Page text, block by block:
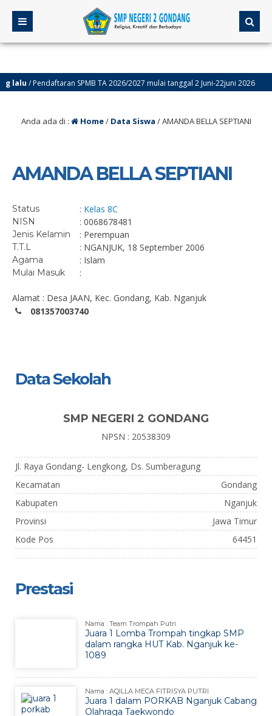
/ Pendaftaran SPMB TA 2026/2027 mulai tanggal 2 Juni-22juni 2026
Anda ada di : Home/ Data Siswa /AMANDA BELLA SEPTIANI
AMANDA BELLA SEPTIANI
Status : Kelas 8C
NISN : 0068678481
Jenis Kelamin : Perempuan
T.T.L : NGANJUK, 18 September 2006
Agama : Islam
Mulai Masuk :
Alamat : Desa JAAN, Kec. Gondang, Kab. Nganjuk
081357003740
Data Sekolah
SMP NEGERI 2 GONDANG
NPSN : 20538309
Jl. Raya Gondang- Lengkong, Ds. Sumberagung
Kecamatan
Gondang
Kabupaten
Nganjuk
Provinsi
Jawa Timur
Kode Pos
64451
Prestasi
Nama : Team Trompah Putri
Juara 1 Lomba Trompah tingkap SMP
dalam rangka HUT Kab. Nganjuk ke-
1089
Nama : AQILLA MECA FITRISYA PUTRI
Juara 1 dalam PORKAB Nganjuk Cabang
Olahraga Taekwondo